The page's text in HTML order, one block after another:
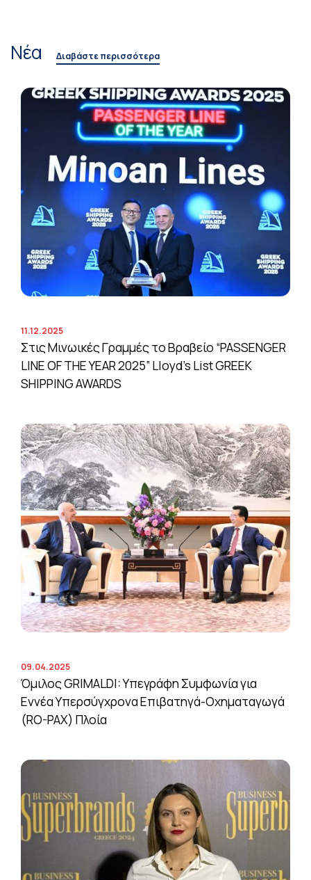
Νέα Διαβάστε περισσότερα
11.12.2025
Στις Μινωικές Γραμμές το Βραβείο “PASSENGER
LINE OF THE YEAR 2025” Lloyd’s List GREEK
SHIPPING AWARDS
09.04.2025
Όμιλος GRIMALDI: Υπεγράφη Συμφωνία για
Εννέα Υπερσύγχρονα Επιβατηγά-Οχηματαγωγά
(RO-PAX) Πλοία